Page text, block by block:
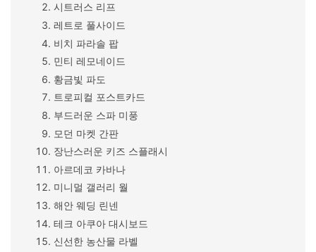
시트러스 리프
레트로 풀사이드
비치 파라솔 팝
민티 레모네이드
황금빛 파도
트로피컬 포스트카드
부드러운 스파 미풍
모던 마켓 간판
장난스러운 키즈 스플래시
아르데코 카바나
미니멀 갤러리 월
해안 웨딩 린넨
테크 아쿠아 대시보드
신선한 농산물 라벨